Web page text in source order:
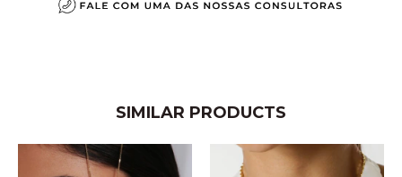
SIMILAR PRODUCTS